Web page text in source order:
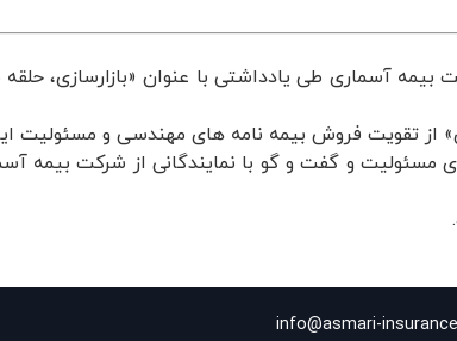
آسماری طی یادداشتی با عنوان «بازارسازی،
از تقویت فروش بیمه نامه های مهندسی و مسئولیت
مسئولیت و گفت و گو با نمایندگانی از شرکت بیمه
info@asmari-